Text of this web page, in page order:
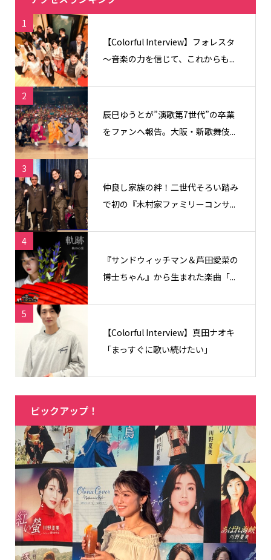
1
【Colorful Interview】フォレスタ
〜音楽の力を信じて、これからも...
2
辰巳ゆうとが”演歌第7世代”の卒業
をファンへ報告。大阪・新歌舞伎...
3
仲良し家族の絆！二世代そろい踏み
で初の『木村家ファミリーコンサ...
4
『サンドウィッチマン＆芦田愛菜の
博士ちゃん』から生まれた楽曲「...
5
【Colorful Interview】真田ナオキ
「まっすぐに歌い続けたい」
ピックアップ！